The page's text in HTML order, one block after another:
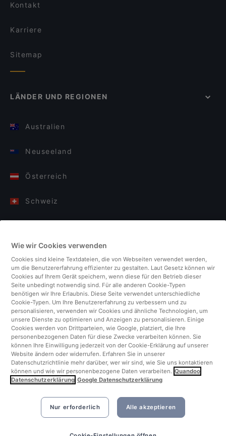
Kontakt
Karriere
Sitemap
LÄNDER UND REGIONEN
Australien
Neuseeland
Österreich
Schweiz
Italien
Finnland
Vereinigtes Königreich
Türkei
Niederlande
Singapur
Wie wir Cookies verwenden
Cookies sind kleine Textdateien, die von Webseiten verwendet werden,
um die Benutzererfahrung effizienter zu gestalten. Laut Gesetz können wir
Cookies auf Ihrem Gerät speichern, wenn diese für den Betrieb dieser
Seite unbedingt notwendig sind. Für alle anderen Cookie-Typen
benötigen wir Ihre Erlaubnis. Diese Seite verwendet unterschiedliche
Cookie-Typen. Um Ihre Benutzererfahrung zu verbessern und zu
personalisieren, verwenden wir Cookies und ähnliche Technologien, um
unsere Dienste zu optimieren und Anzeigen zu personalisieren. Einige
Cookies werden von Drittparteien, wie Google, platziert, die Ihre
personenbezogenen Daten für diese Zwecke verarbeiten können. Sie
können Ihre Einwilligung jederzeit von der Cookie-Erklärung auf unserer
Website ändern oder widerrufen. Erfahren Sie in unserer
Datenschutzrichtlinie mehr darüber, wer wir sind, wie Sie uns kontaktieren
können und wie wir personenbezogene Daten verarbeiten. Quandoo
Datenschutzerklärung Google Datenschutzerklärung
Nur erforderlich Alle akzeptieren